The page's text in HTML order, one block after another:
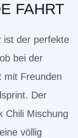
FAHRT
ist der perfekte
bei der
mit Freunden
Der
Chili Mischung
völlig